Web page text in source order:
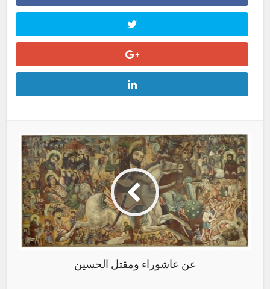
عن عاشوراء ومقتل الحسين